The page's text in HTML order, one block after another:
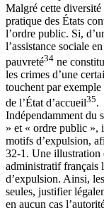
Malgré cette diversité
pratique des États
l’ordre public. Si,
l’assistance sociale
pauvreté34 ne
les crimes d’une
touchent par
de l’État d’accueil35.
Indépendamment du
» et « ordre public »,
motifs d’expulsion,
32-1. Une illustration
administratif français
d’expulsion. Ainsi,
seules, justifier
en aucun cas